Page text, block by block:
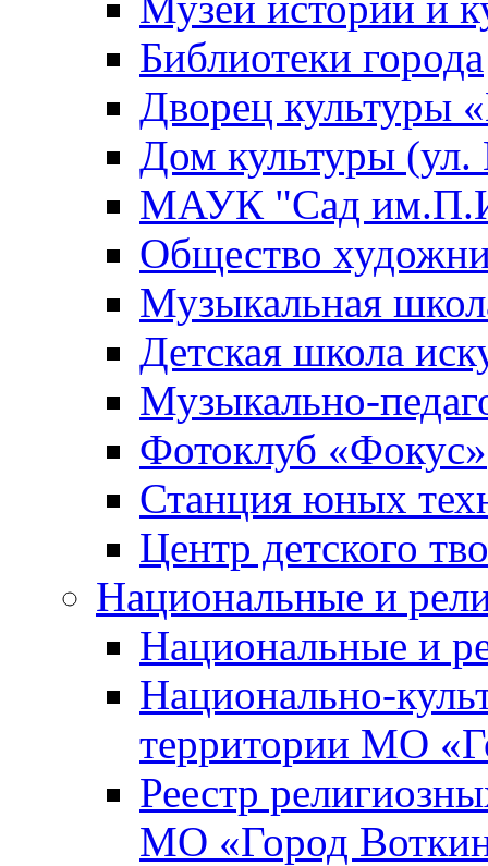
Библиотеки города
Дворец культуры
Дом культуры (ул.
МАУК "Сад
Общество
Музыкальная
Детская школа
Музыкально-
Фотоклуб «Фокус»
Станция юных
Центр детского
Национальные и
Национальные и
Национально-
территории МО
Реестр
МО «Город